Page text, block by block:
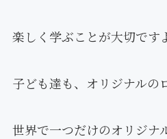
楽しく学ぶことが大切です
子ども達も、オリジナルの
世界で一つだけのオリジナ